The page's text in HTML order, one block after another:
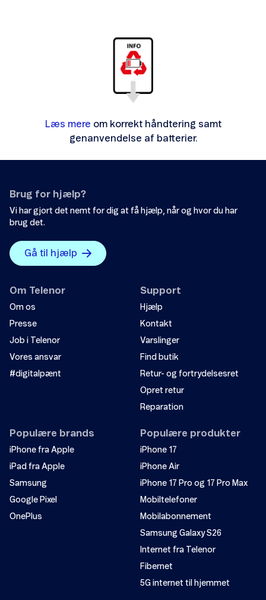
Læs mere om korrekt håndtering samt
genanvendelse af batterier.
Brug for hjælp?
Vi har gjort det nemt for dig at få hjælp, når og hvor du har
brug det.
Gå til hjælp
Om Telenor
Om os
Presse
Job i Telenor
Vores ansvar
#digitalpænt
Support
Hjælp
Kontakt
Varslinger
Find butik
Retur- og fortrydelsesret
Opret retur
Reparation
Populære brands
iPhone fra Apple
iPad fra Apple
Samsung
Google Pixel
OnePlus
Populære produkter
iPhone 17
iPhone Air
iPhone 17 Pro og 17 Pro Max
Mobiltelefoner
Mobilabonnement
Samsung Galaxy S26
Internet fra Telenor
Fibernet
5G internet til hjemmet